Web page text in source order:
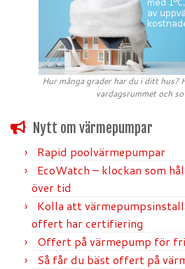
Hur många grader har du i ditt hus?
vardagsrummet och
Nytt om värmepumpar
Rapid poolvärmepumpar
EcoWatch – klockan som
över tid
Kolla att
offert har certifiering
Offert på värmepump för
Så får du bäst offert på